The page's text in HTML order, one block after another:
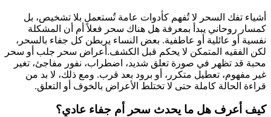
أشياء تفك السحر لا تُفهم كأدوات عامة تُستعمل بلا تشخيص، بل
كمسار روحاني يبدأ بمعرفة هل هناك سحر فعلاً أم أن المشكلة
نفسية أو عائلية أو عاطفية. بعض النساء يربطن كل جفاء بالسحر،
لكن الفقيه المتمكن لا يحكم قبل الكشف.أعراض سحر جلب أو سحر
محبة قد تظهر في صورة تعلق شديد، اضطراب، نفور مفاجئ، تغير
غير مفهوم، تعطيل متكرر، أو برود بعد قرب. ومع ذلك، لا بد من
قراءة الحالة كاملة حتى لا تختلط الأعراض بالخوف أو التعلق.
كيف أعرف هل ما يحدث سحر أم جفاء عادي؟